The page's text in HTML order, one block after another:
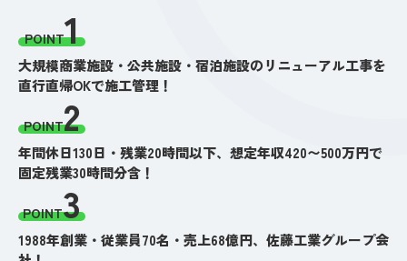
POINT1
大規模商業施設・公共施設・宿泊施設のリニューアル工事を
直行直帰OKで施工管理！
POINT2
年間休日130日・残業20時間以下、想定年収420〜500万円で
固定残業30時間分含！
POINT3
1988年創業・従業員70名・売上68億円、佐藤工業グループ会